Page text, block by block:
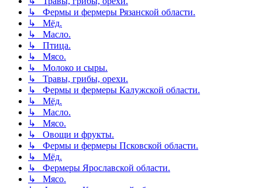
↳ Фермы и фермеры Рязанской области.
↳ Мёд.
↳ Масло.
↳ Птица.
↳ Мясо.
↳ Молоко и сыры.
↳ Травы, грибы, орехи.
↳ Фермы и фермеры Калужской области.
↳ Мёд.
↳ Масло.
↳ Мясо.
↳ Овощи и фрукты.
↳ Фермы и фермеры Псковской области.
↳ Мёд.
↳ Фермеры Ярославской области.
↳ Мясо.